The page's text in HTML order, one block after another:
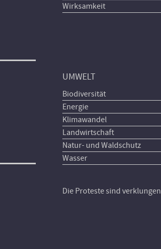
Wirksamkeit
UMWELT
Biodiversität
Energie
Klimawandel
Landwirtschaft
Natur- und Waldschutz
Wasser
Die Proteste sind verklungen